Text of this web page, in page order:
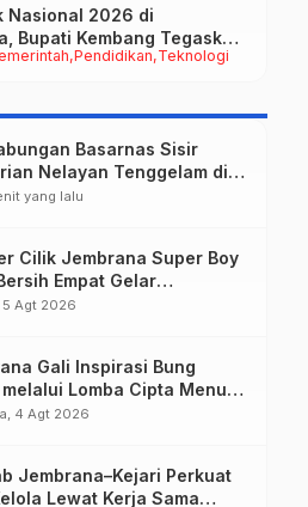
Pendidikan Teknologi
Nasional 2026 di
Bupati Kembang Tegaskan
Karakter dan Budaya di
Basarnas Sisir
Nelayan Tenggelam di
Pantai Pengambengan
yang lalu
Cilik Jembrana Super Boy
Empat Gelar
50cc
5 Agt 2026
Gali Inspirasi Bung
Lomba Cipta Menu
Rasa
4 Agt 2026
Jembrana–Kejari Perkuat
Lewat Kerja Sama